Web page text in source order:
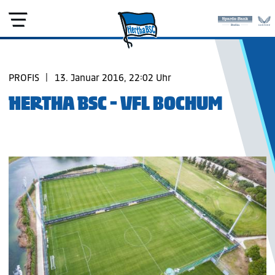
PROFIS 13. Januar 2016, 22:02 Uhr
HERTHA BSC - VFL BOCHUM